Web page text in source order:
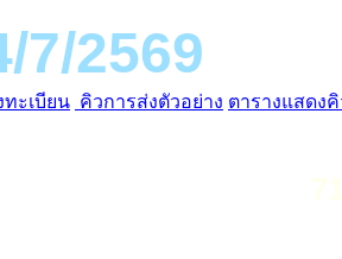
7/2569